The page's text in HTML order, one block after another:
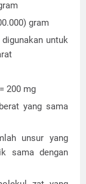
gram
untuk
200 mg
yang sama
unsur yang
sama dengan